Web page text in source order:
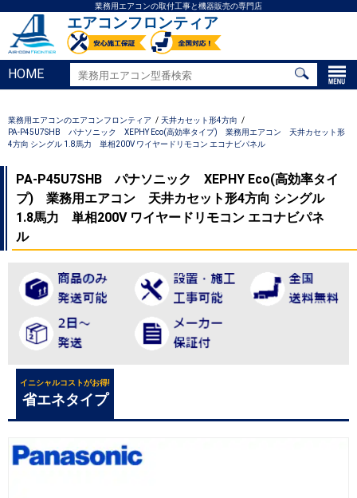
業務用エアコンの取付工事と機器販売の専門店
エアコンフロンティア
HOME
業務用エアコンのエアコンフロンティア
天井カセット形4方向
PA-P45U7SHB パナソニック XEPHY Eco(高効率タイプ) 業務用エアコン 天井カセット形
4方向 シングル 1.8馬力 単相200V ワイヤードリモコン エコナビパネル
PA-P45U7SHB パナソニック XEPHY Eco(高効率タイ
プ) 業務用エアコン 天井カセット形4方向 シングル
1.8馬力 単相200V ワイヤードリモコン エコナビパネ
ル
イニシャルコストがお得!
省エネタイプ